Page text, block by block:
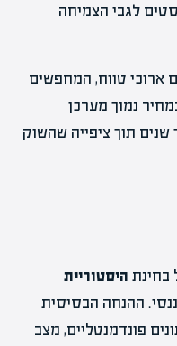
לגבי הצמיחה
ארוכי טווח, המחפשים
נמוך מערכן
שנים תוך ציפייה שהשוק
בחינת היסטוריית
ההנחה הבסיסית
פונדמנטליים, מצב